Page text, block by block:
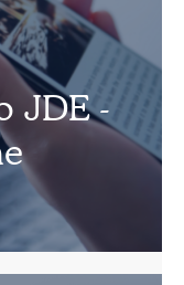
JDE -